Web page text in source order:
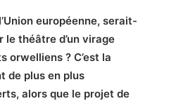
européenne, serait-
théâtre d’un virage
orwelliens ? C’est la
de plus en plus
alors que le projet de